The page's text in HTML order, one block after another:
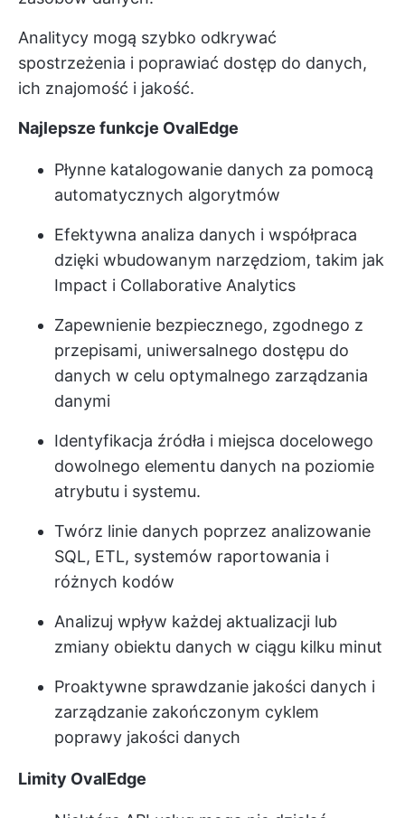
Analitycy mogą szybko odkrywać
spostrzeżenia i poprawiać dostęp do danych,
ich znajomość i jakość.
Najlepsze funkcje OvalEdge
Płynne katalogowanie danych za pomocą
automatycznych algorytmów
Efektywna analiza danych i współpraca
dzięki wbudowanym narzędziom, takim jak
Impact i Collaborative Analytics
Zapewnienie bezpiecznego, zgodnego z
przepisami, uniwersalnego dostępu do
danych w celu optymalnego zarządzania
danymi
Identyfikacja źródła i miejsca docelowego
dowolnego elementu danych na poziomie
atrybutu i systemu.
Twórz linie danych poprzez analizowanie
SQL, ETL, systemów raportowania i
różnych kodów
Analizuj wpływ każdej aktualizacji lub
zmiany obiektu danych w ciągu kilku minut
Proaktywne sprawdzanie jakości danych i
zarządzanie zakończonym cyklem
poprawy jakości danych
Limity OvalEdge